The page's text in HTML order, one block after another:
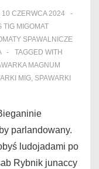
10 CZERWCA 2024
TIG MIGOMAT
SPAWALNICZE
TAGGED WITH
MAGNUM
MIG, SPAWARKI
parlandowany.
ludojadami po
Rybnik junaccy